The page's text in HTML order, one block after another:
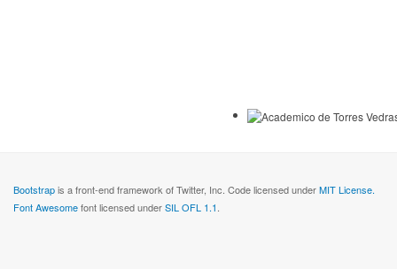
Bootstrapis a front-end framework of Twitter, Inc. Code licensed underMIT License.
Font Awesomefont licensed underSIL OFL 1.1